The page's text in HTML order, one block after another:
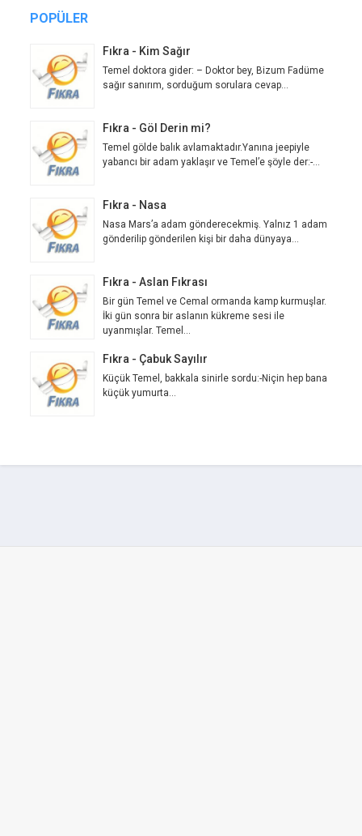
POPÜLER
Fıkra - Kim Sağır
Temel doktora gider: – Doktor bey, Bizum Fadüme
sağır sanırım, sorduğum sorulara cevap...
Fıkra - Göl Derin mi?
Temel gölde balık avlamaktadır.Yanına jeepiyle
yabancı bir adam yaklaşır ve Temel’e şöyle der:-...
Fıkra - Nasa
Nasa Mars’a adam gönderecekmiş. Yalnız 1 adam
gönderilip gönderilen kişi bir daha dünyaya...
Fıkra - Aslan Fıkrası
Bir gün Temel ve Cemal ormanda kamp kurmuşlar.
İki gün sonra bir aslanın kükreme sesi ile
uyanmışlar. Temel...
Fıkra - Çabuk Sayılır
Küçük Temel, bakkala sinirle sordu:-Niçin hep bana
küçük yumurta...